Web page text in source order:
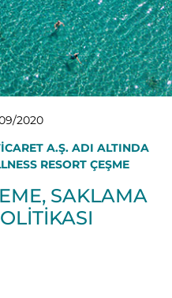
2020
A.Ş. ADI ALTINDA
RESORT ÇEŞME
SAKLAMA